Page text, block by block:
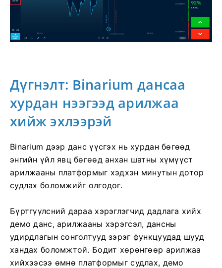
Дүгнэлт: Binarium дансаа
хурдан нээгээд арилжаа
хийж эхлээрэй
Binarium дээр данс үүсгэх нь хурдан бөгөөд
энгийн үйл явц бөгөөд анхан шатны хүмүүст
арилжааны платформыг хэдхэн минутын дотор
судлах боломжийг олгодог.
Бүртгүүлсний дараа хэрэглэгчид дадлага хийх
демо данс, арилжааны хэрэгсэл, дансны
удирдлагын сонголтууд зэрэг функцуудад шууд
хандах боломжтой. Бодит хөрөнгөөр ​​арилжаа
хийхээсээ өмнө платформыг судлах, демо